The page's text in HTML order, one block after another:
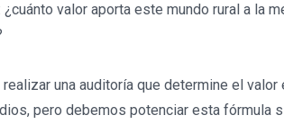
¿cuánto valor aporta este mundo rural a la
una auditoría que determine el
pero debemos potenciar esta fórmula